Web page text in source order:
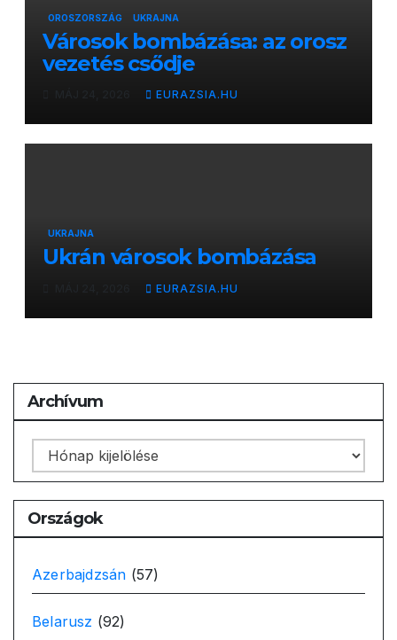
OROSZORSZÁG UKRAJNA
Városok bombázása: az orosz
vezetés csődje
EURAZSIA.HU
UKRAJNA
Ukrán városok bombázása
EURAZSIA.HU
Archívum
Archívum
Országok
Azerbajdzsán (57)
Belarusz (92)